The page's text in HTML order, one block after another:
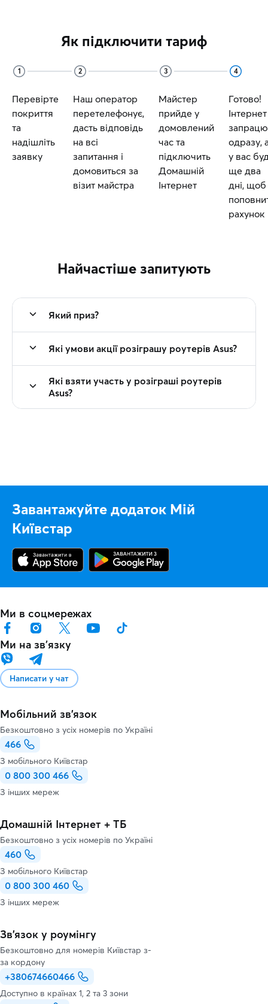
Як підключити тариф
1
Перевірте
покриття
та
надішліть
заявку
2
Наш оператор
перетелефонує,
дасть відповідь
на всі
запитання і
домовиться за
візит майстра
3
Майстер
прийде у
домовлений
час та
підключить
Домашній
Інтернет
4
Готово!
Інтернет
одразу,
у вас
ще два
дні, щоб
рахунок
Найчастіше запитують
Який приз?
Які умови акції розіграшу роутерів Asus?
Які взяти участь у розіграші роутерів
Asus?
Завантажуйте додаток Мій
Київстар
Ми в соцмережах
Ми на звʼязку
Написати у чат
Мобільний зв'язок
Безкоштовно з усіх номерів по Україні
466
З мобільного Київстар
0 800 300 466
З інших мереж
Домашній Інтернет + ТБ
Безкоштовно з усіх номерів по Україні
460
З мобільного Київстар
0 800 300 460
З інших мереж
Зв’язок у роумінгу
Безкоштовно для номерів Київстар з-
за кордону
+380674660466
Доступно в країнах 1, 2 та 3 зони